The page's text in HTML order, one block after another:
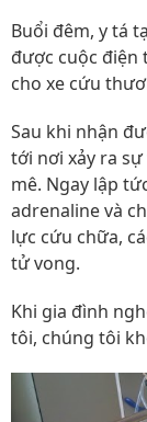
Buổi đêm, y tá
được cuộc điện
cho xe cứu
Sau khi nhận
tới nơi xảy ra
mê. Ngay lập
adrenaline và
lực cứu chữa,
tử vong.
Khi gia đình
tôi, chúng tôi